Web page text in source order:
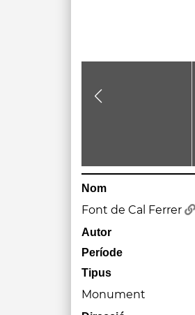
Nom
Font de Cal Ferrer
Autor
Període
Tipus
Monument